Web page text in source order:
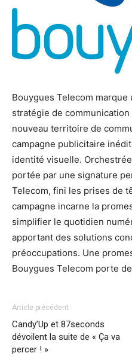
Bouygues Telecom
stratégie de
nouveau territoire de
campagne publicitaire
identité visuelle.
portée par une signature
Telecom, fini les prises de
campagne incarne la
simplifier le quotidien
apportant des solutions
préoccupations. Une
Bouygues Telecom porte
Article précédent
Candy’Up et 87seconds
dévoilent la suite de « Ça va
percer ! »